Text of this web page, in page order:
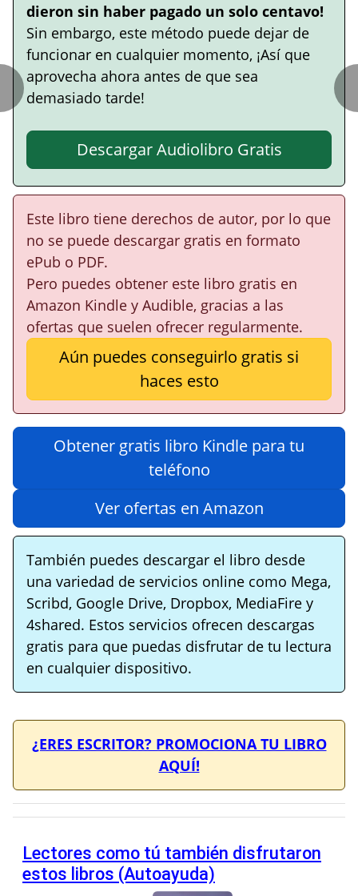
dieron sin haber pagado un solo centavo!
Sin embargo, este método puede dejar de
funcionar en cualquier momento, ¡Así que
aprovecha ahora antes de que sea
demasiado tarde!
Descargar Audiolibro Gratis
Este libro tiene derechos de autor, por lo que
no se puede descargar gratis en formato
ePub o PDF.
Pero puedes obtener este libro gratis en
Amazon Kindle y Audible, gracias a las
ofertas que suelen ofrecer regularmente.
Aún puedes conseguirlo gratis si
haces esto
Obtener gratis libro Kindle para tu
teléfono
Ver ofertas en Amazon
También puedes descargar el libro desde
una variedad de servicios online como Mega,
Scribd, Google Drive, Dropbox, MediaFire y
4shared. Estos servicios ofrecen descargas
gratis para que puedas disfrutar de tu lectura
en cualquier dispositivo.
¿ERES ESCRITOR? PROMOCIONA TU LIBRO
AQUÍ!
Lectores como tú también disfrutaron
estos libros (Autoayuda)